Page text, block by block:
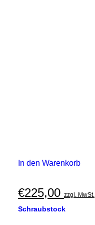
In den Warenkorb
€225,00 zzgl. MwSt.
Schraubstock